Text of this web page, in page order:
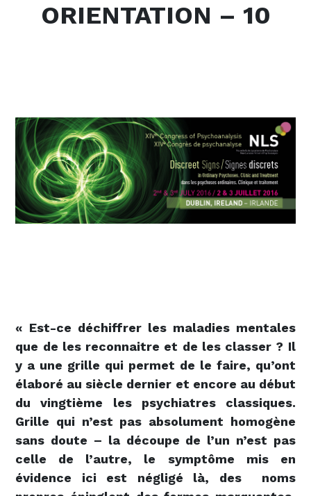
ORIENTATION – 10
« Est-ce déchiffrer les maladies mentales
que de les reconnaitre et de les classer ? Il
y a une grille qui permet de le faire, qu’ont
élaboré au siècle dernier et encore au début
du vingtième les psychiatres classiques.
Grille qui n’est pas absolument homogène
sans doute – la découpe de l’un n’est pas
celle de l’autre, le symptôme mis en
évidence ici est négligé là, des noms